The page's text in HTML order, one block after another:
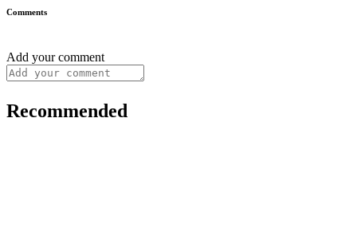
Comments
Add your comment
Recommended